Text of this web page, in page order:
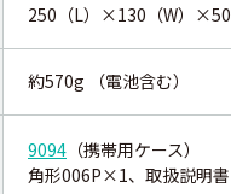
250（L）×130（W）
約570g （電池含む）
9094 （携帯用ケース）
角形006P×1、取扱説明書